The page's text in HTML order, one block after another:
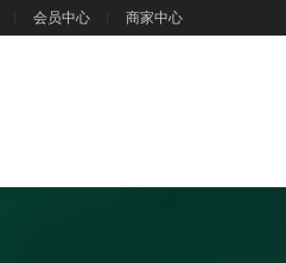
会员中心 商家中心